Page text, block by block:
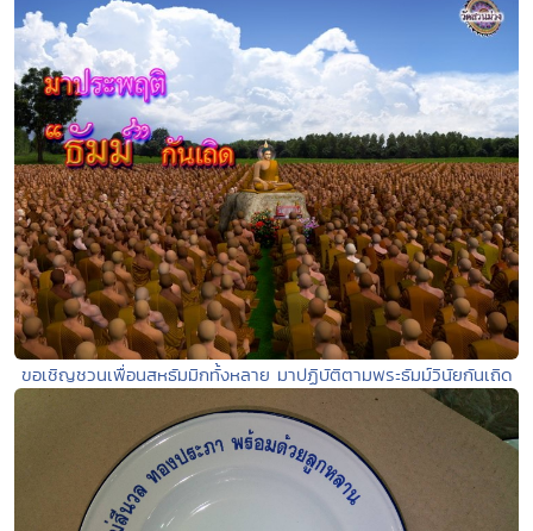
ขอเชิญชวนเพื่อนสหธัมมิกทั้งหลาย มาปฏิบัติตามพระธัมม์วินัยกันเถิด